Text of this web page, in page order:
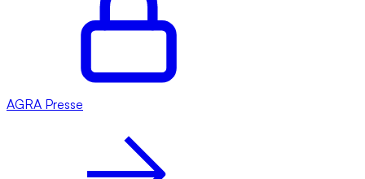
AGRA Presse